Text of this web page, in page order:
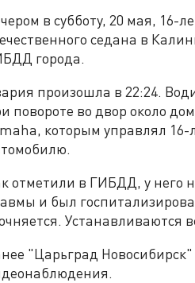
в субботу, 20 мая, 16-
седана в
города.
произошла в 22:24.
повороте во двор около
которым управлял
отметили в ГИБДД, у него
и был
Устанавливаются
"Царьград